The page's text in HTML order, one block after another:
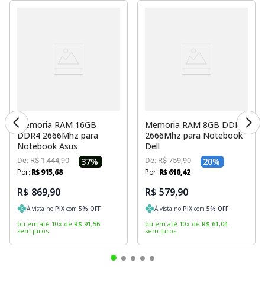
Memoria RAM 16GB
DDR4 2666Mhz para
Notebook Asus
De: R$ 1.444,90 37%
Por: R$915,68
R$ 869,90
À vista no PIX com 5% OFF
ou em até 10x de R$ 91,56
sem juros
Memoria RAM 8GB DDR4
2666Mhz para Notebook
Dell
De: R$ 759,90 20%
Por: R$610,42
R$ 579,90
À vista no PIX com 5% OFF
ou em até 10x de R$ 61,04
sem juros